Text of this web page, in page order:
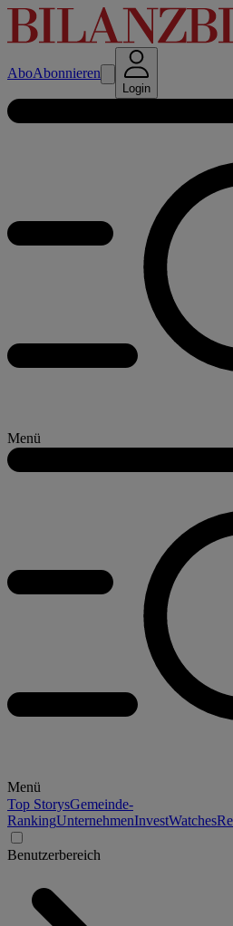
AboAbonnieren
Login
Menü
Menü
Top StorysGemeinde-
RankingUnternehmenInvestWatches
Benutzerbereich